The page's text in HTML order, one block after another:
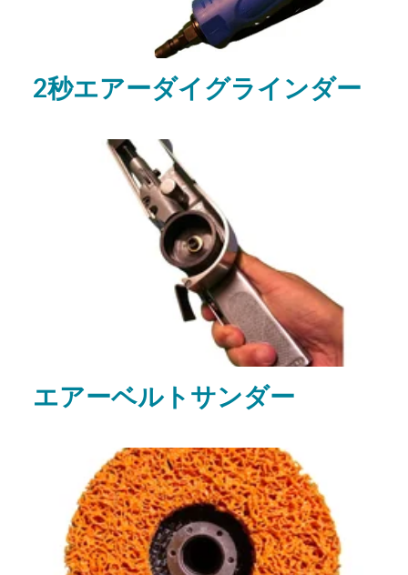
2秒エアーダイグラインダー
エアーベルトサンダー